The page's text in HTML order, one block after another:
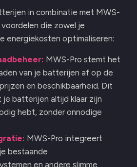
in combinatie met MWS-
die zowel je
energiekosten optimaliseren:
MWS-Pro stemt het
van je batterijen af op de
en beschikbaarheid. Dit
batterijen altijd klaar zijn
hebt, zonder onnodige
MWS-Pro integreert
bestaande
en andere slimme